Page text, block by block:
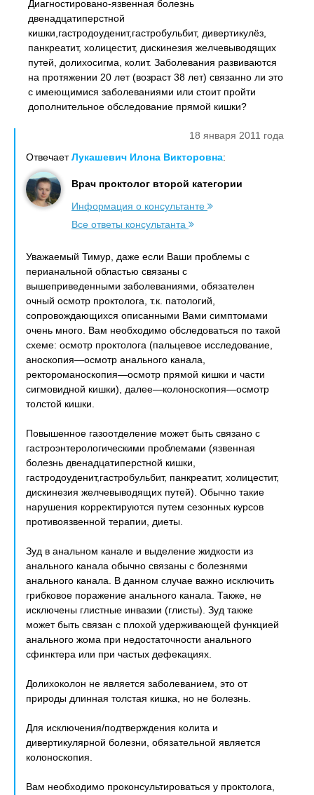
Диагностировано-язвенная болезнь
двенадцатиперстной
кишки,гастродоуденит,гастробульбит, дивертикулёз,
панкреатит, холицестит, дискинезия желчевыводящих
путей, долихосигма, колит. Заболевания развиваются
на протяжении 20 лет (возраст 38 лет) связанно ли это
с имеющимися заболеваниями или стоит пройти
дополнительное обследование прямой кишки?
18 января 2011 года
ОтвечаетЛукашевич Илона Викторовна:
Врач проктолог второй категории
Информация о консультанте
Все ответы консультанта
Уважаемый Тимур, даже если Ваши проблемы с
перианальной областью связаны с
вышеприведенными заболеваниями, обязателен
очный осмотр проктолога, т.к. патологий,
сопровождающихся описанными Вами симптомами
очень много. Вам необходимо обследоваться по такой
схеме: осмотр проктолога (пальцевое исследование,
аноскопия—осмотр анального канала,
ректороманоскопия—осмотр прямой кишки и части
сигмовидной кишки), далее—колоноскопия—осмотр
толстой кишки.
Повышенное газоотделение может быть связано с
гастроэнтерологическими проблемами (язвенная
болезнь двенадцатиперстной кишки,
гастродоуденит,гастробульбит, панкреатит, холицестит,
дискинезия желчевыводящих путей). Обычно такие
нарушения корректируются путем сезонных курсов
противоязвенной терапии, диеты.
Зуд в анальном канале и выделение жидкости из
анального канала обычно связаны с болезнями
анального канала. В данном случае важно исключить
грибковое поражение анального канала. Также, не
исключены глистные инвазии (глисты). Зуд также
может быть связан с плохой удерживающей функцией
анального жома при недостаточности анального
сфинктера или при частых дефекациях.
Долихоколон не является заболеванием, это от
природы длинная толстая кишка, но не болезнь.
Для исключения/подтверждения колита и
дивертикулярной болезни, обязательной является
колоноскопия.
Вам необходимо проконсультироваться у проктолога,